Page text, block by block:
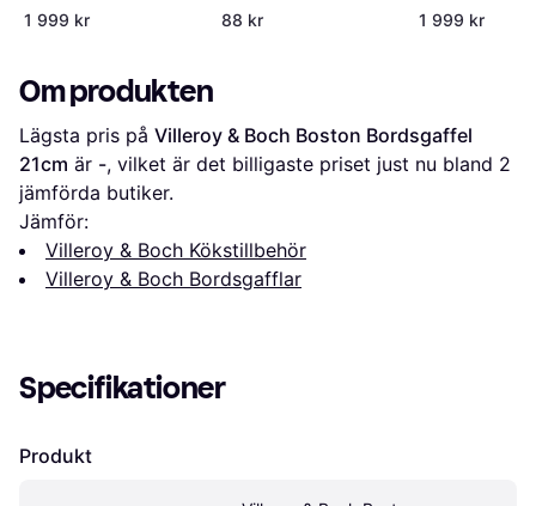
1 999 kr 88 kr
1 999 kr
Om produkten
Lägsta pris på Villeroy & Boch Boston Bordsgaffel
21cm är -, vilket är det billigaste priset just nu bland 2
jämförda butiker.
Jämför:
Villeroy & Boch Kökstillbehör
Villeroy & Boch Bordsgafflar
Specifikationer
Produkt